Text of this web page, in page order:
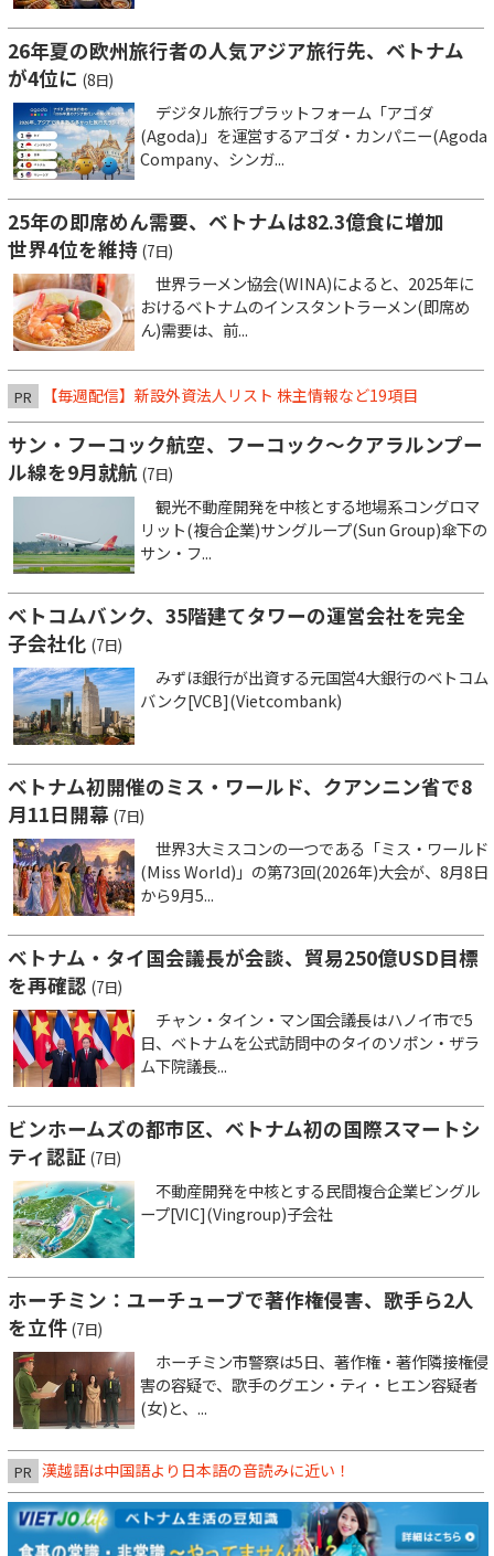
26年夏の欧州旅行者の人気アジア旅行先、ベトナム
が4位に (8日)
デジタル旅行プラットフォーム「アゴダ
(Agoda)」を運営するアゴダ・カンパニー(Agoda
Company、シンガ...
25年の即席めん需要、ベトナムは82.3億食に増加
世界4位を維持 (7日)
世界ラーメン協会(WINA)によると、2025年に
おけるベトナムのインスタントラーメン(即席め
ん)需要は、前...
PR 【毎週配信】新設外資法人リスト 株主情報など19項目
サン・フーコック航空、フーコック～クアラルンプー
ル線を9月就航 (7日)
観光不動産開発を中核とする地場系コングロマ
リット(複合企業)サングループ(Sun Group)傘下の
サン・フ...
ベトコムバンク、35階建てタワーの運営会社を完全
子会社化 (7日)
みずほ銀行が出資する元国営4大銀行のベトコム
バンク[VCB](Vietcombank)
ベトナム初開催のミス・ワールド、クアンニン省で8
月11日開幕 (7日)
世界3大ミスコンの一つである「ミス・ワールド
(Miss World)」の第73回(2026年)大会が、8月8日
から9月5...
ベトナム・タイ国会議長が会談、貿易250億USD目標
を再確認 (7日)
チャン・タイン・マン国会議長はハノイ市で5
日、ベトナムを公式訪問中のタイのソポン・ザラ
ム下院議長...
ビンホームズの都市区、ベトナム初の国際スマートシ
ティ認証 (7日)
不動産開発を中核とする民間複合企業ビングル
ープ[VIC](Vingroup)子会社
ホーチミン：ユーチューブで著作権侵害、歌手ら2人
を立件 (7日)
ホーチミン市警察は5日、著作権・著作隣接権侵
害の容疑で、歌手のグエン・ティ・ヒエン容疑者
(女)と、...
PR 漢越語は中国語より日本語の音読みに近い！